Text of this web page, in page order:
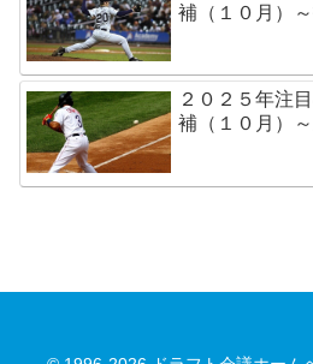
補（１０月）
２０２５年注
補（１０月）